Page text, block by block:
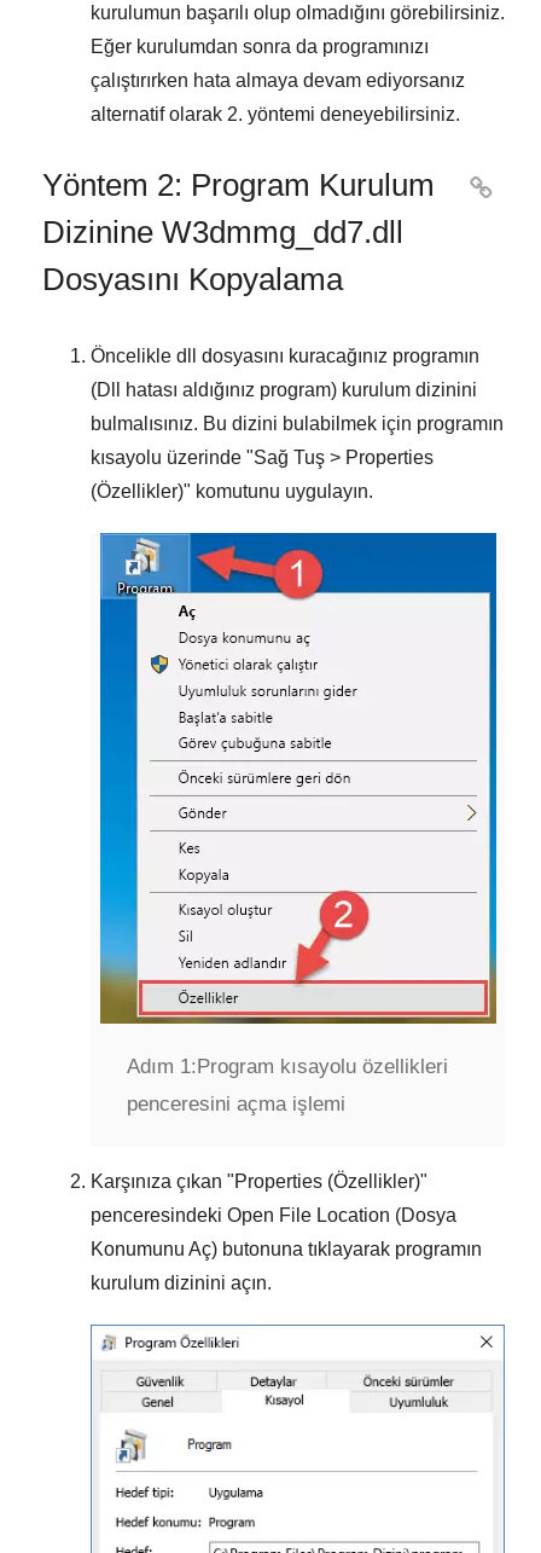
kurulumun başarılı olup olmadığını görebilirsiniz.
Eğer kurulumdan sonra da programınızı
çalıştırırken hata almaya devam ediyorsanız
alternatif olarak 2. yöntemi deneyebilirsiniz.
Yöntem 2: Program Kurulum
Dizinine W3dmmg_dd7.dll
Dosyasını Kopyalama

Öncelikle dll dosyasını kuracağınız programın
(Dll hatası aldığınız program) kurulum dizinini
bulmalısınız. Bu dizini bulabilmek için programın
kısayolu üzerinde "Sağ Tuş > Properties
(Özellikler)" komutunu uygulayın.
Adım 1:Program kısayolu özellikleri
penceresini açma işlemi
Karşınıza çıkan "Properties (Özellikler)"
penceresindeki Open File Location (Dosya
Konumunu Aç) butonuna tıklayarak programın
kurulum dizinini açın.